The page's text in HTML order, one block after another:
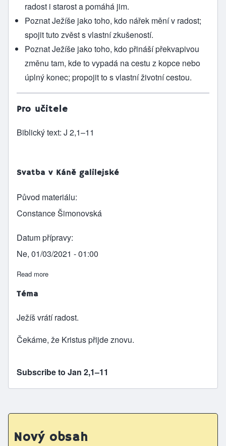
radost i starost a pomáhá jim.
Poznat Ježíše jako toho, kdo nářek mění v radost;
spojit tuto zvěst s vlastní zkušeností.
Poznat Ježíše jako toho, kdo přináší překvapivou
změnu tam, kde to vypadá na cestu z kopce nebo
úplný konec; propojit to s vlastní životní cestou.
Pro učitele
Biblický text: J 2,1–11
Svatba v Káně galilejské
Původ materiálu
Constance Šimonovská
Datum přípravy
Ne, 01/03/2021 - 01:00
Read more
Téma
Ježíš vrátí radost.
Čekáme, že Kristus přijde znovu.
Subscribe to Jan 2,1–11
Nový obsah